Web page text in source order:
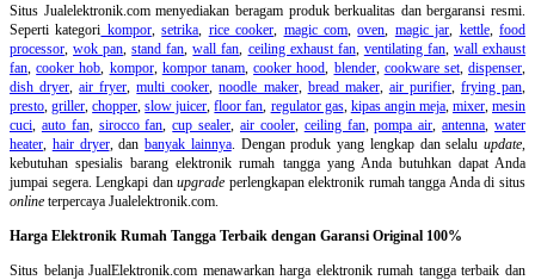
Situs Jualelektronik.com menyediakan beragam produk berkualitas dan bergaransi resmi.
Seperti kategori kompor,setrika, rice cooker, magic com,oven, magic jar, kettle,food
processor,wok pan,stand fan,wall fan, ceiling exhaust fan, ventilating fan, wall exhaust
fan,cooker hob, kompor, kompor tanam,cooker hood, blender, cookware set,dispenser,
dish dryer,air fryer,multi cooker,noodle maker, bread maker, air purifier, frying pan,
presto,griller,chopper,slow juicer,floor fan, regulator gas, kipas angin meja, mixer,mesin
cuci, auto fan, sirocco fan,cup sealer,air cooler, ceiling fan,pompa air,antenna,water
heater, hair dryer, dan banyak lainnya. Dengan produk yang lengkap dan selalu update,
kebutuhan spesialis barang elektronik rumah tangga yang Anda butuhkan dapat Anda
jumpai segera. Lengkapi danupgrade perlengkapan elektronik rumah tangga Anda di situs
online terpercaya Jualelektronik.com.
Harga Elektronik Rumah Tangga Terbaik dengan Garansi Original 100%
Situs belanjaJualElektronik.com menawarkan harga elektronik rumah tangga terbaik dan